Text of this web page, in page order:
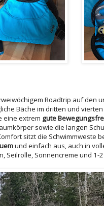
Roadtrip auf den
Bäche im dritten und
eine extrem gute
sowie die langen
sitzt die Schwimmweste
und einfach aus, auch in
Seilrolle, Sonnencreme und